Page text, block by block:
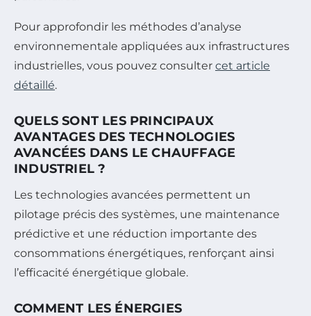
Pour approfondir les méthodes d’analyse
environnementale appliquées aux infrastructures
industrielles, vous pouvez consulter cet article
détaillé.
QUELS SONT LES PRINCIPAUX
AVANTAGES DES TECHNOLOGIES
AVANCÉES DANS LE CHAUFFAGE
INDUSTRIEL ?
Les technologies avancées permettent un
pilotage précis des systèmes, une maintenance
prédictive et une réduction importante des
consommations énergétiques, renforçant ainsi
l’efficacité énergétique globale.
COMMENT LES ÉNERGIES